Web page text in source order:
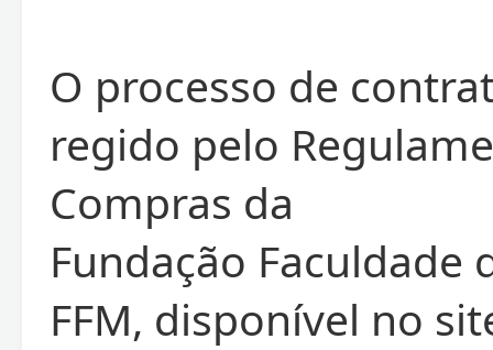
O processo de
regido pelo
Compras da
Fundação Faculdade
FFM, disponível no